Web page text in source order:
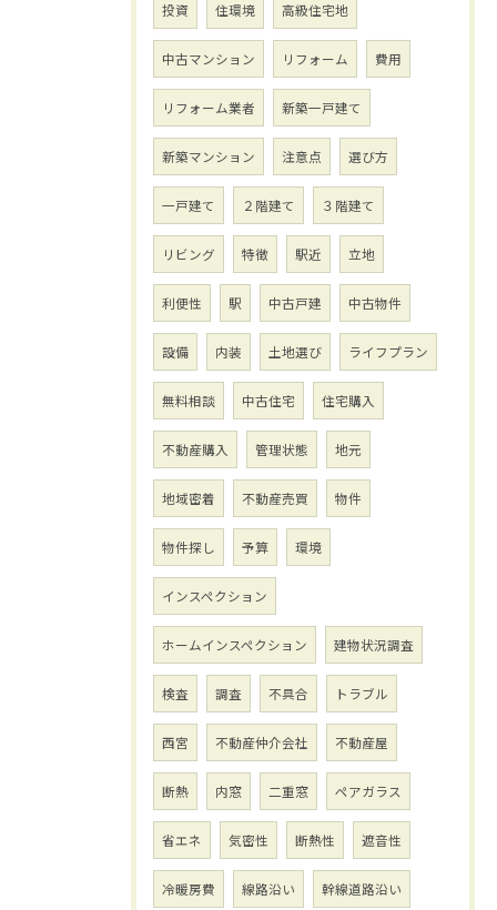
投資 住環境 高級住宅地
中古マンション リフォーム 費用
リフォーム業者 新築一戸建て
新築マンション 注意点 選び方
一戸建て ２階建て ３階建て
リビング 特徴 駅近 立地
利便性 駅 中古戸建 中古物件
設備 内装 土地選び ライフプラン
無料相談 中古住宅 住宅購入
不動産購入 管理状態 地元
地域密着 不動産売買 物件
物件探し 予算 環境
インスペクション
ホームインスペクション 建物状況調査
検査 調査 不具合 トラブル
西宮 不動産仲介会社 不動産屋
断熱 内窓 二重窓 ペアガラス
省エネ 気密性 断熱性 遮音性
冷暖房費 線路沿い 幹線道路沿い